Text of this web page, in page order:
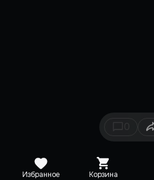
Избранное Корзина